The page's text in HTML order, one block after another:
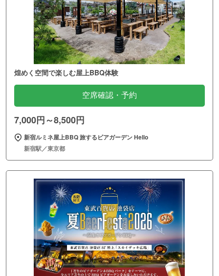
煌めく空間で楽しむ屋上BBQ体験
空席確認・予約
7,000円～8,500円
新宿ルミネ屋上BBQ 旅するビアガーデン Hello
新宿駅／東京都